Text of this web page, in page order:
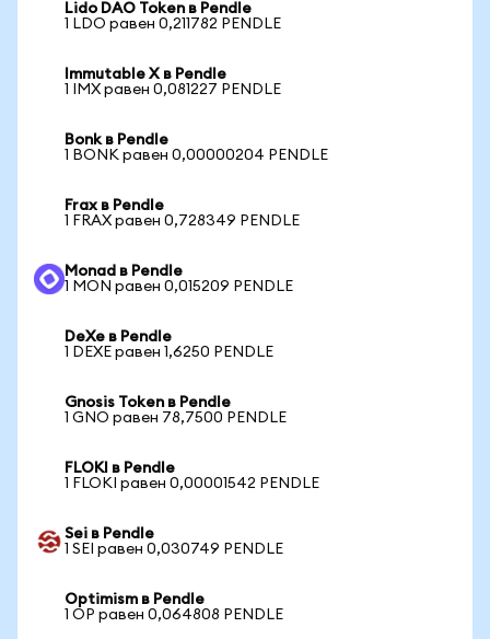
Lido DAO Token в Pendle
1 LDO равен 0,211782 PENDLE
Immutable X в Pendle
1 IMX равен 0,081227 PENDLE
Bonk в Pendle
1 BONK равен 0,00000204 PENDLE
Frax в Pendle
1 FRAX равен 0,728349 PENDLE
Monad в Pendle
1 MON равен 0,015209 PENDLE
DeXe в Pendle
1 DEXE равен 1,6250 PENDLE
Gnosis Token в Pendle
1 GNO равен 78,7500 PENDLE
FLOKI в Pendle
1 FLOKI равен 0,00001542 PENDLE
Sei в Pendle
1 SEI равен 0,030749 PENDLE
Optimism в Pendle
1 OP равен 0,064808 PENDLE